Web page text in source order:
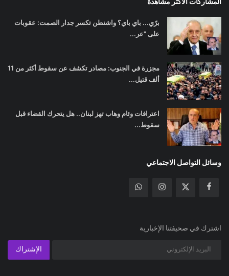
برّي... باي باي؟ واشنطن تكسر جدار الصمت: عقوبات
على "عر...
مجزرة في الجنوب: مصادر تكشف عن سقوط أكثر من 11
ألف قتيل...
اعترافات وئام وهاب تهز لبنان.. هل يتحرك القضاء قبل
سقوط...
وسائل التواصل الاجتماعي
اشترك في صحيفتنا الإخبارية
الإشتراك